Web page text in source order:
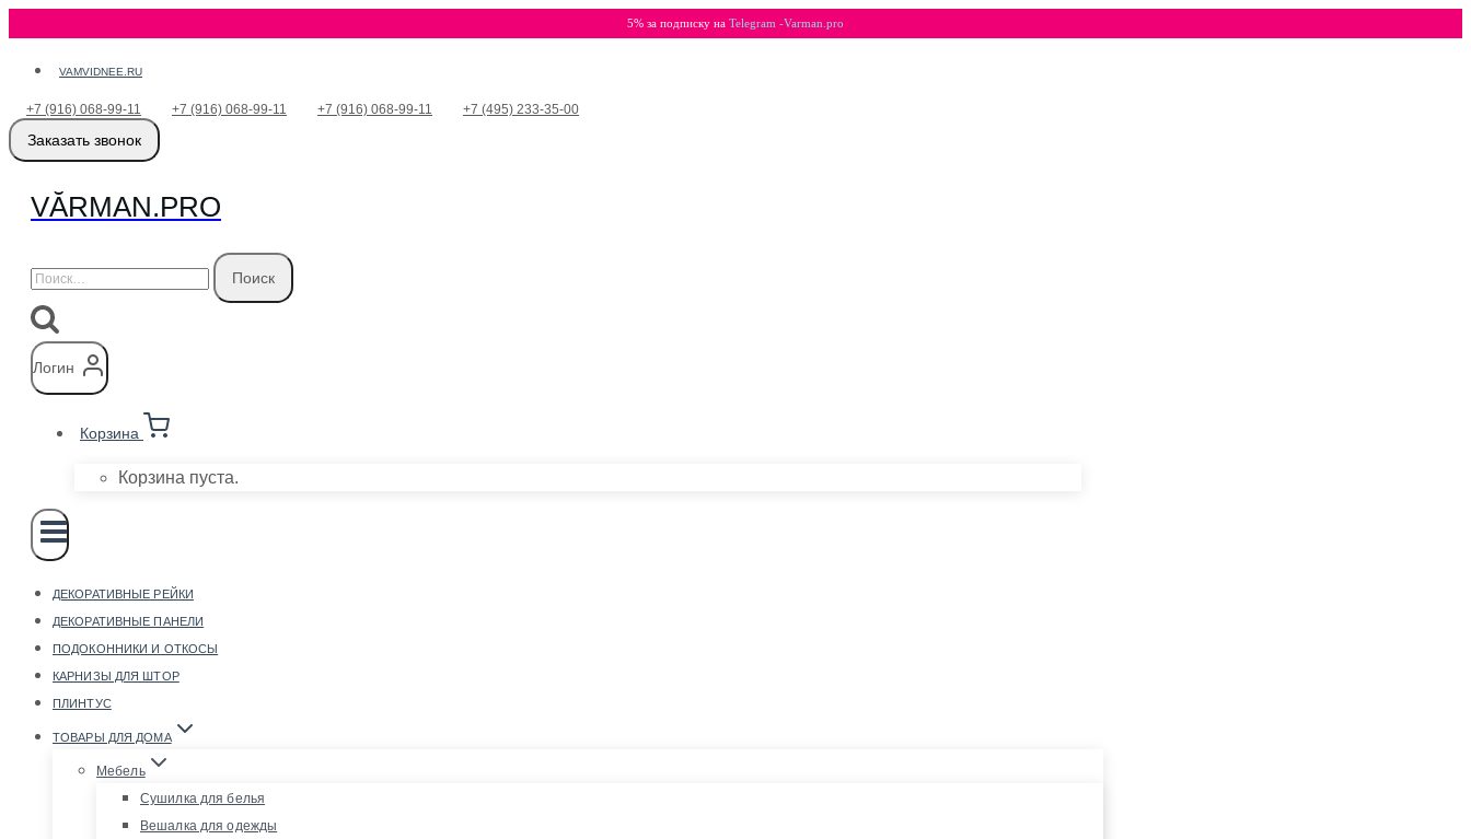
5% за подписку на Telegram -Varman.pro
Перейти
содержимому
VAMVIDNEE.RU
+7 (916) 068-99-11 +7 (916) 068-99-11 +7 (916) 068-99-11 +7 (495) 233-35-00
Заказать звонок
VӐRMAN.PRO
Найти:
Логин
Корзина
Корзина пуста.
ДЕКОРАТИВНЫЕ РЕЙКИ
ДЕКОРАТИВНЫЕ ПАНЕЛИ
ПОДОКОННИКИ И ОТКОСЫ
КАРНИЗЫ ДЛЯ ШТОР
ПЛИНТУС
ТОВАРЫ ДЛЯ ДОМА
Мебель
Сушилка для белья
Вешалка для одежды